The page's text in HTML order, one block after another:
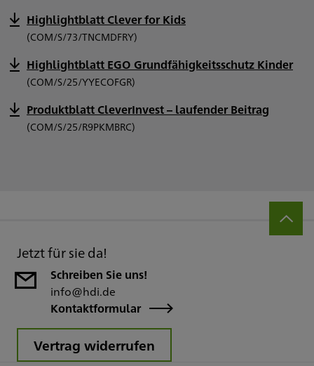
Highlightblatt Clever for Kids
(COM/S/73/TNCMDFRY)
Highlightblatt EGO Grundfähigkeitsschutz Kinder
(COM/S/25/YYECOFGR)
Produktblatt CleverInvest – laufender Beitrag
(COM/S/25/R9PKMBRC)
Jetzt für sie da!
Schreiben Sie uns!
info@hdi.de
Kontaktformular
Vertrag widerrufen